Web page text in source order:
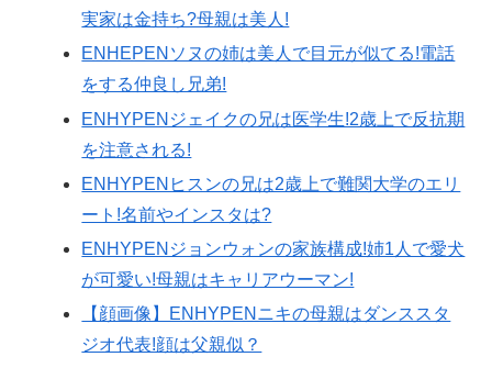
実家は金持ち?母親は美人!
ENHEPENソヌの姉は美人で目元が似てる!電話
をする仲良し兄弟!
ENHYPENジェイクの兄は医学生!2歳上で反抗期
を注意される!
ENHYPENヒスンの兄は2歳上で難関大学のエリ
ート!名前やインスタは?
ENHYPENジョンウォンの家族構成!姉1人で愛犬
が可愛い!母親はキャリアウーマン!
【顔画像】ENHYPENニキの母親はダンススタ
ジオ代表!顔は父親似？